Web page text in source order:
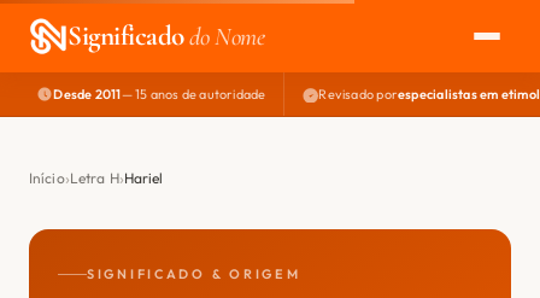
Significadodo Nome
EXPLORAR
NOME PERFEITO
Desde 2011— 15 anos de autoridade Revisado porespecialistas em
Início Letra H Hariel
SIGNIFICADO & ORIGEM